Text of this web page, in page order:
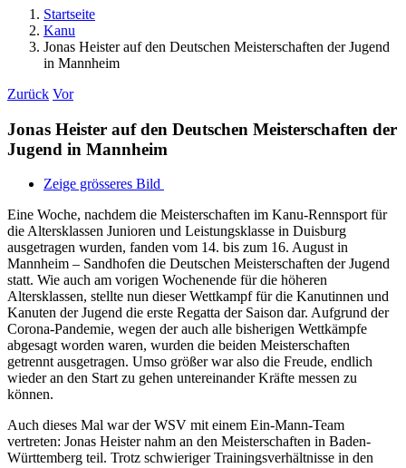
Startseite
Kanu
Jonas Heister auf den Deutschen Meisterschaften der Jugend
in Mannheim
Zurück Vor
Jonas Heister auf den Deutschen Meisterschaften der
Jugend in Mannheim
Zeige grösseres Bild
Eine Woche, nachdem die Meisterschaften im Kanu-Rennsport für
die Altersklassen Junioren und Leistungsklasse in Duisburg
ausgetragen wurden, fanden vom 14. bis zum 16. August in
Mannheim – Sandhofen die Deutschen Meisterschaften der Jugend
statt. Wie auch am vorigen Wochenende für die höheren
Altersklassen, stellte nun dieser Wettkampf für die Kanutinnen und
Kanuten der Jugend die erste Regatta der Saison dar. Aufgrund der
Corona-Pandemie, wegen der auch alle bisherigen Wettkämpfe
abgesagt worden waren, wurden die beiden Meisterschaften
getrennt ausgetragen. Umso größer war also die Freude, endlich
wieder an den Start zu gehen untereinander Kräfte messen zu
können.
Auch dieses Mal war der WSV mit einem Ein-Mann-Team
vertreten: Jonas Heister nahm an den Meisterschaften in Baden-
Württemberg teil. Trotz schwieriger Trainingsverhältnisse in den